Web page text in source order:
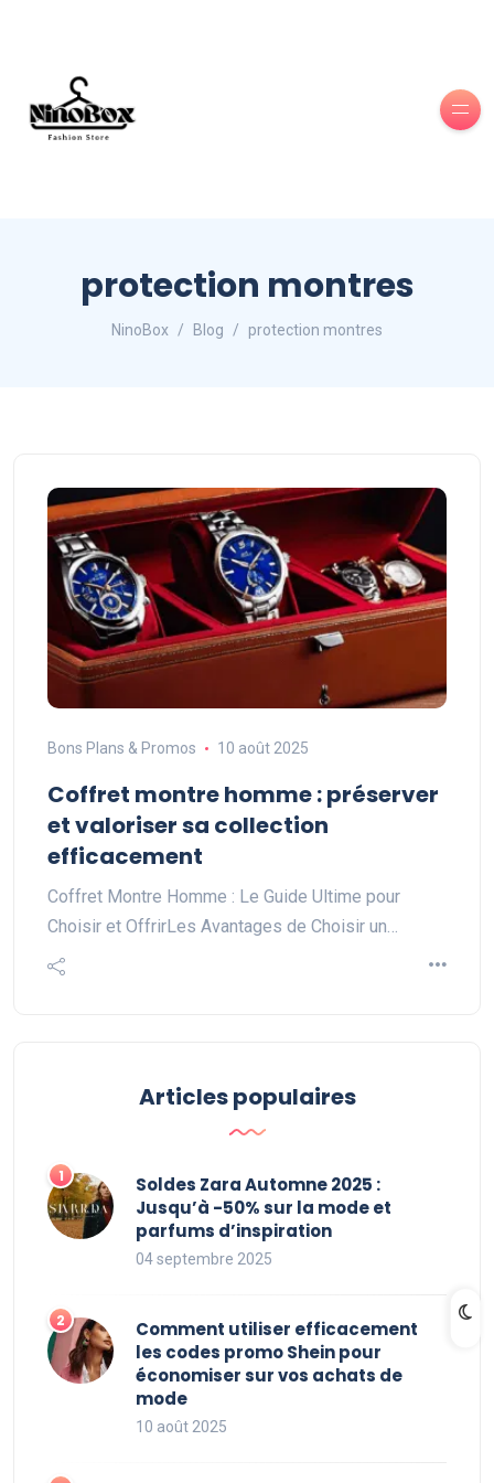
protection montres
NinoBox Blog protection montres
Bons Plans & Promos 10 août 2025
Coffret montre homme : préserver
et valoriser sa collection
efficacement
Coffret Montre Homme : Le Guide Ultime pour
Choisir et OffrirLes Avantages de Choisir un…
Articles populaires
Soldes Zara Automne 2025 :
Jusqu’à -50% sur la mode et
parfums d’inspiration
04 septembre 2025
Comment utiliser efficacement
les codes promo Shein pour
économiser sur vos achats de
mode
10 août 2025